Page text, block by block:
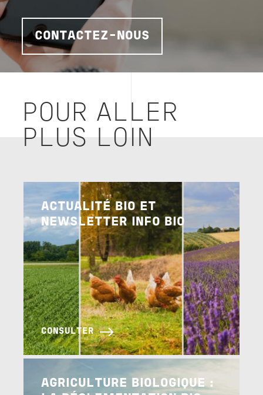
CONTACTEZ-NOUS
POUR ALLER
PLUS LOIN
ACTUALITÉ BIO ET
NEWSLETTER INFO BIO
CONSULTER
AGRICULTURE BIOLOGIQUE :